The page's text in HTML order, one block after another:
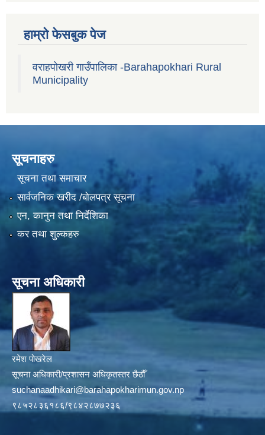
हाम्रो फेसबुक पेज
वराहपोखरी गाउँपालिका -Barahapokhari Rural
Municipality
सूचनाहरु
सूचना तथा समाचार
सार्वजनिक खरीद /बोलपत्र सूचना
एन, कानुन तथा निर्देशिका
कर तथा शुल्कहरु
सूचना अधिकारी
रमेश पोखरेल
सूचना अधिकारी/प्रशासन अधिकृतस्तर छैठौँ
suchanaadhikari@barahapokharimun.gov.np
९८५२८३६१८६/९८४२८७७२३६